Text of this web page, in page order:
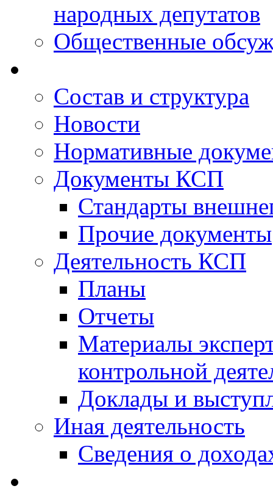
народных депутатов
Общественные
Состав и структура
Новости
Нормативные
Документы КСП
Стандарты
Прочие документы
Деятельность КСП
Планы
Отчеты
Материалы
контрольной
Доклады и
Иная деятельность
Сведения о